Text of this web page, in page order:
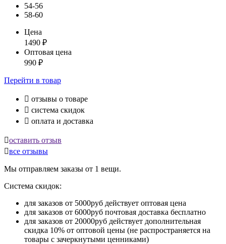
54-56
58-60
Цена
1490 ₽
Оптовая цена
990 ₽
Перейти в товар
 отзывы о товаре
 система скидок
 оплата и доставка
оставить отзыв
все отзывы
Мы отправляем заказы от 1 вещи.
Система скидок:
для заказов от 5000руб действует оптовая цена
для заказов от 6000руб почтовая доставка бесплатно
для заказов от 20000руб действует дополнительная
скидка 10% от оптовой цены (не распространяется на
товары с зачеркнутыми ценниками)